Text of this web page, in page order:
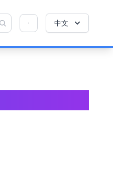
中文
助我们让它变得更好！